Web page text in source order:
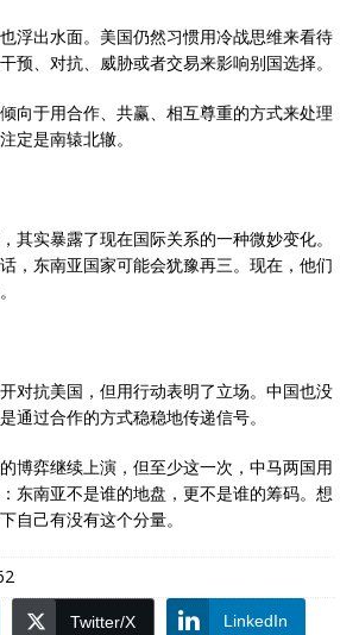
浮出水面。美国仍然习惯用冷战思维来看待
预、对抗、威胁或者交易来影响别国选择。
向于用合作、共赢、相互尊重的方式来处理
定是南辕北辙。
其实暴露了现在国际关系的一种微妙变化。
，东南亚国家可能会犹豫再三。现在，他们
对抗美国，但用行动表明了立场。中国也没
通过合作的方式稳稳地传递信号。
博弈继续上演，但至少这一次，中马两国用
东南亚不是谁的地盘，更不是谁的筹码。想
自己有没有这个分量。
Twitter/X LinkedIn